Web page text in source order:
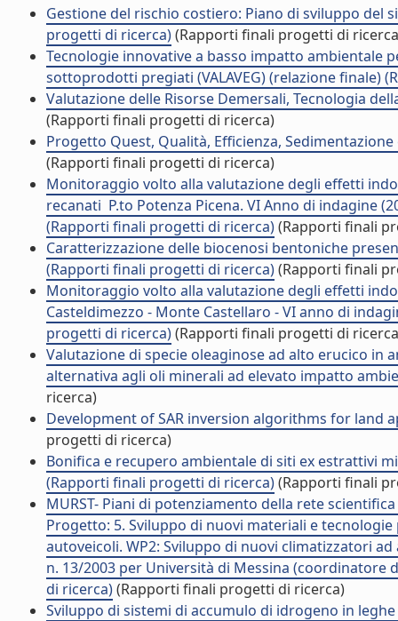
Gestione del rischio costiero: Piano di sviluppo
progetti di ricerca)(Rapporti finali progetti di
Tecnologie innovative a basso impatto ambientale
sottoprodotti pregiati (VALAVEG) (relazione finale)
Valutazione delle Risorse Demersali, Tecnologia
(Rapporti finali progetti di ricerca)
Progetto Quest, Qualità, Efficienza,
(Rapporti finali progetti di ricerca)
Monitoraggio volto alla valutazione degli effetti
recanati  P.to Potenza Picena. VI Anno di indagine
(Rapporti finali progetti di ricerca)(Rapporti finali
Caratterizzazione delle biocenosi bentoniche
(Rapporti finali progetti di ricerca)(Rapporti finali
Monitoraggio volto alla valutazione degli effetti
Casteldimezzo - Monte Castellaro - VI anno di
progetti di ricerca)(Rapporti finali progetti di
Valutazione di specie oleaginose ad alto erucico
alternativa agli oli minerali ad elevato impatto
ricerca)
Development of SAR inversion algorithms for land
progetti di ricerca)
Bonifica e recupero ambientale di siti ex estrattivi
(Rapporti finali progetti di ricerca)(Rapporti finali
MURST- Piani di potenziamento della rete
Progetto: 5. Sviluppo di nuovi materiali e
autoveicoli. WP2: Sviluppo di nuovi climatizzatori
n. 13/2003 per Università di Messina (coordinatore
di ricerca)(Rapporti finali progetti di ricerca)
Sviluppo di sistemi di accumulo di idrogeno in